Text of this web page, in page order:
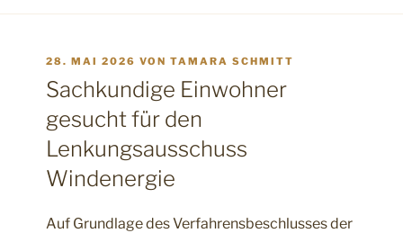
VERÖFFENTLICHT
AM
28. MAI 2026 VONTAMARA SCHMITT
Sachkundige Einwohner
gesucht für den
Lenkungsausschuss
Windenergie
Auf Grundlage des Verfahrensbeschlusses der